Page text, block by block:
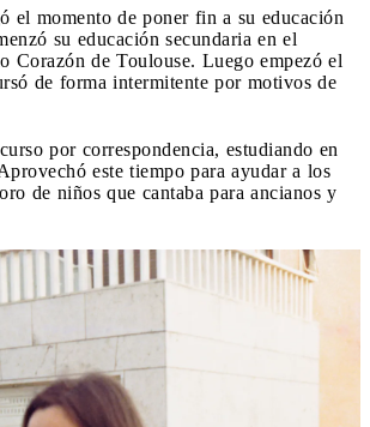
el momento de poner fin a su educación
su educación secundaria en el
Corazón de Toulouse. Luego empezó el
de forma intermitente por motivos de
por correspondencia, estudiando en
este tiempo para ayudar a los
de niños que cantaba para ancianos y